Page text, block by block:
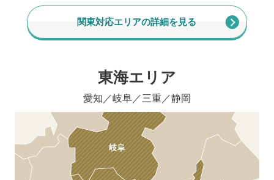
関東対応エリアの詳細を見る
東海エリア
愛知／岐阜／三重／静岡